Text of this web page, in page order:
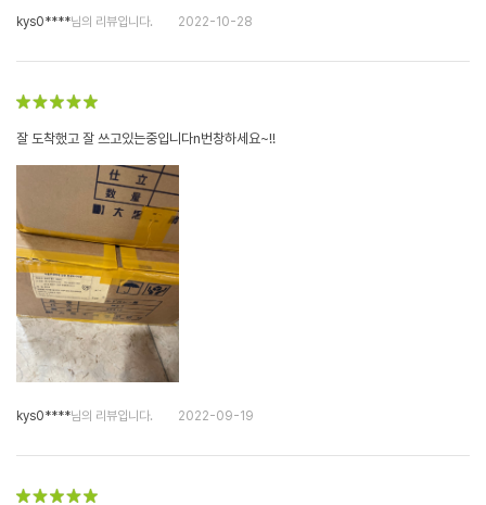
kys0****님의 리뷰입니다. 2022-10-28
잘 도착했고 잘 쓰고있는중입니다n번창하세요~!!
kys0****님의 리뷰입니다. 2022-09-19